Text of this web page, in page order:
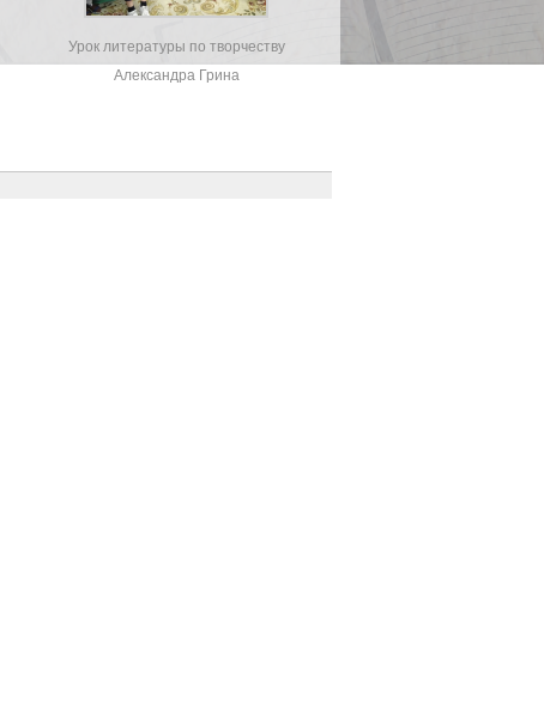
Урок литературы по творчеству
Александра Грина